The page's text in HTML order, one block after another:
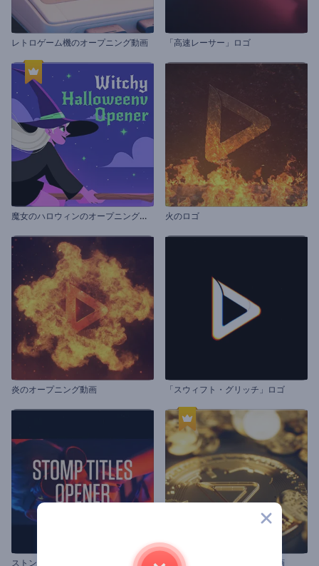
レトロゲーム機のオープニング動画 「高速レーサー」ロゴ
魔
女のハロウィンのオープニング動画 火のロゴ
炎のオープニング動画 「スウィフト・グリッチ」ロゴ
ストンプ選手権オープニング 暗号通貨用のオープニング動画